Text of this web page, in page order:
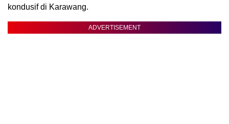
kondusif di Karawang.
ADVERTISEMENT